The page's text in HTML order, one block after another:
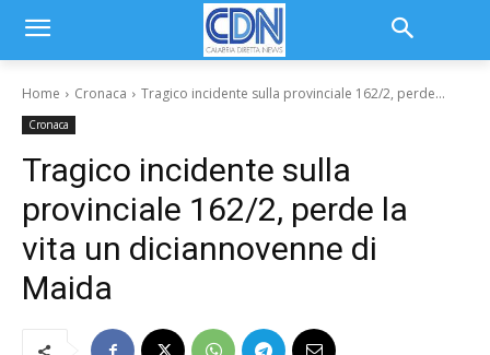
Home Cronaca Tragico incidente sulla provinciale 162/2, perde...
Cronaca
Tragico incidente sulla
provinciale 162/2, perde la
vita un diciannovenne di
Maida